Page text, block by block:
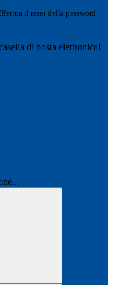
il reset della password
di posta elettronica!